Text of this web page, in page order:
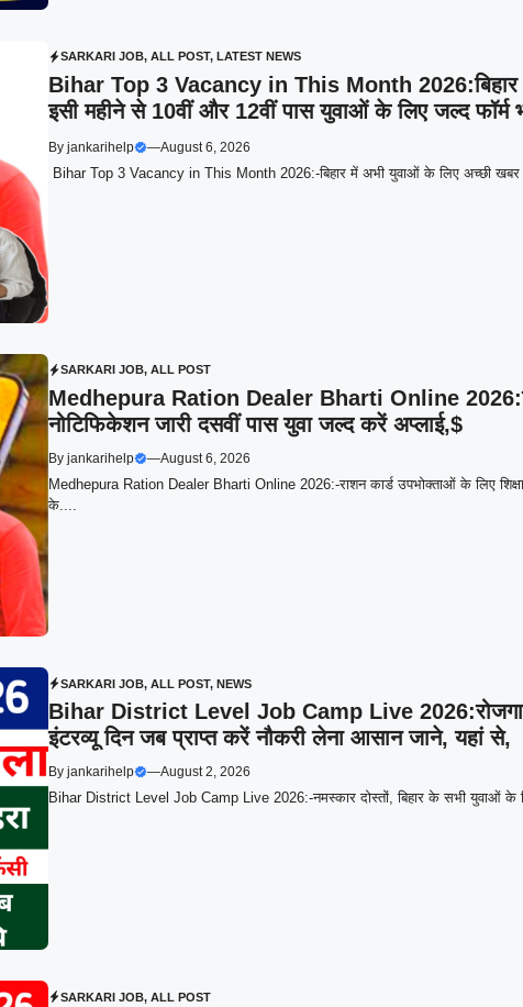
SARKARI JOB,ALL POST, LATEST NEWS
Bihar Top 3 Vacancy in This Month 2026:बिहार
इसी महीने से 10वीं और 12वीं पास युवाओं के लिए जल्द
Byjankarihelp —August 6, 2026
Bihar Top 3 Vacancy in This Month 2026:-बिहार में अभी युवाओं के लिए अच्छी
SARKARI JOB,ALL POST
Medhepura Ration Dealer Bharti Online
नोटिफिकेशन जारी दसवीं पास युवा जल्द करें अप्लाई,$
Byjankarihelp —August 6, 2026
Medhepura Ration Dealer Bharti Online 2026:-राशन कार्ड उपभोक्ताओं के लिए
के....
SARKARI JOB,ALL POST,NEWS
Bihar District Level Job Camp Live
इंटरव्यू दिन जब प्राप्त करें नौकरी लेना आसान जाने, यहां से,
Byjankarihelp —August 2, 2026
Bihar District Level Job Camp Live 2026:-नमस्कार दोस्तों, बिहार के सभी युवाओं
SARKARI JOB,ALL POST